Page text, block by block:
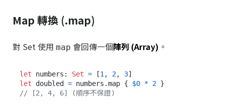
Map 轉換 (.map)
對 Set 使用 map 會回傳一個陣列 (Array) 。
let numbers: Set = [1 , 2, 3
let doubled = numbers.map { $0 * 2
// [2, 4, 6] (順序不保證)